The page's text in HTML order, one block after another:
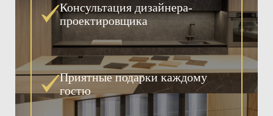
Консультация дизайнера-
проектировщика
Приятные подарки каждому
гостю